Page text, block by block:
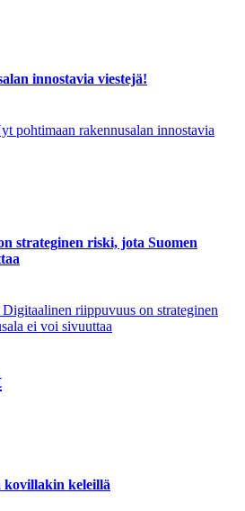
innostavia viestejä!
pohtimaan rakennusalan innostavia
strateginen riski, jota Suomen
riippuvuus on strateginen
ei voi sivuuttaa
kovillakin keleillä